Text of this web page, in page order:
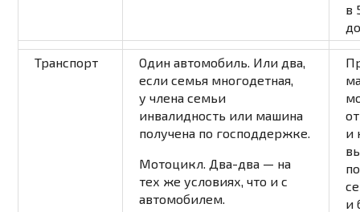
в
Транспорт
Один автомобиль. Или два,
если семья многодетная,
у члена семьи
инвалидность или машина
получена по господдержке.
Мотоцикл. Два-два — на
тех же условиях, что и с
автомобилем.
и
и